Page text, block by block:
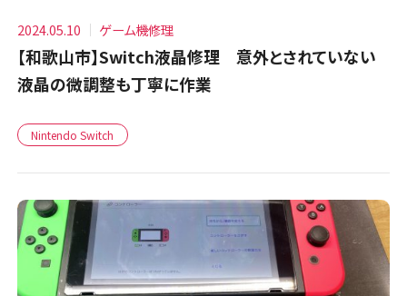
2024.05.10 ゲーム機修理
【和歌山市】Switch液晶修理 意外とされていない
液晶の微調整も丁寧に作業
Nintendo Switch